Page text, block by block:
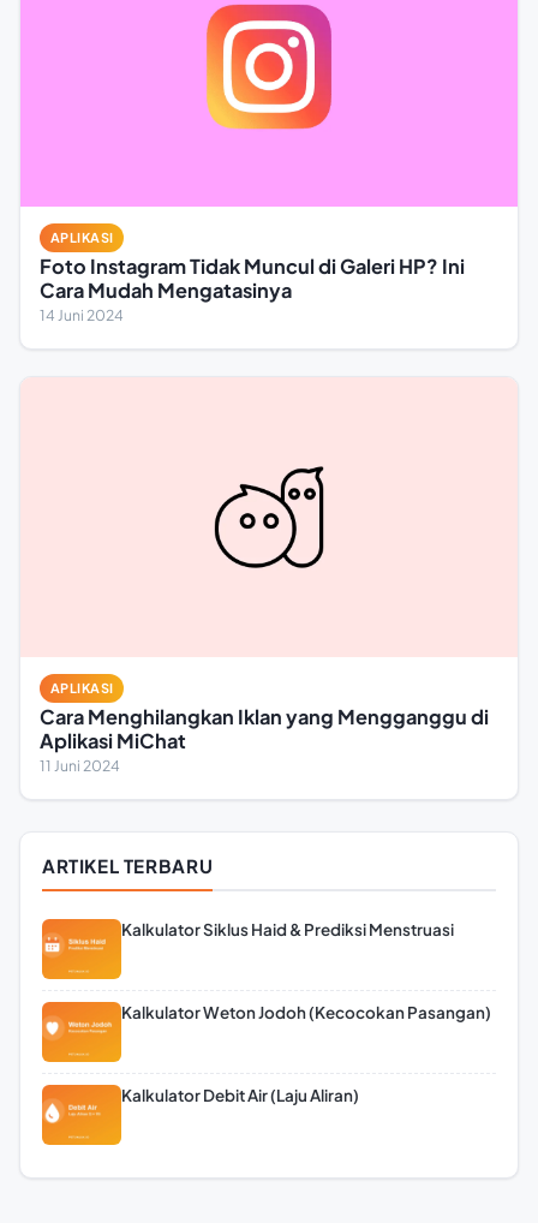
APLIKASI
Foto Instagram Tidak Muncul di Galeri HP? Ini
Cara Mudah Mengatasinya
14 Juni 2024
APLIKASI
Cara Menghilangkan Iklan yang Mengganggu di
Aplikasi MiChat
11 Juni 2024
ARTIKEL TERBARU
Kalkulator Siklus Haid & Prediksi Menstruasi
Kalkulator Weton Jodoh (Kecocokan Pasangan)
Kalkulator Debit Air (Laju Aliran)